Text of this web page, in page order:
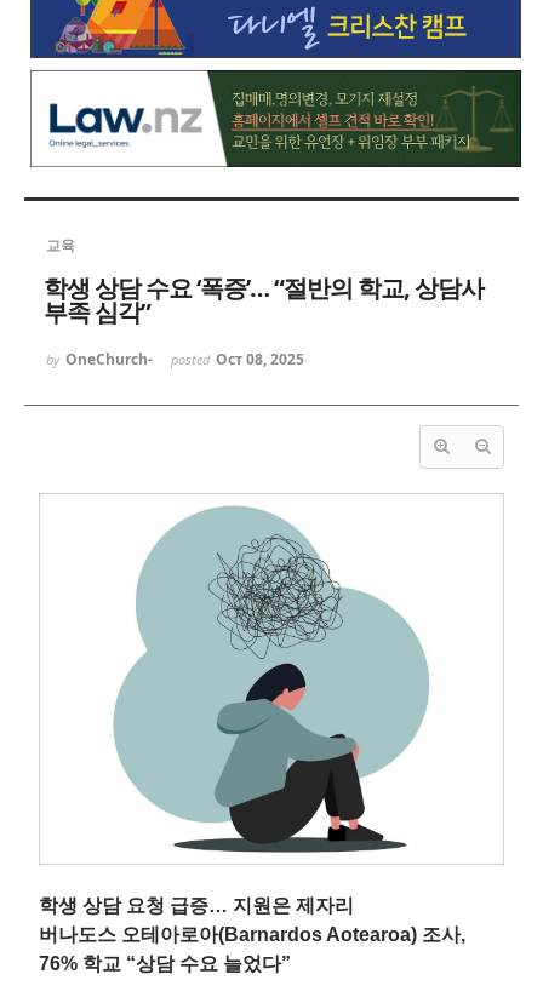
교육
학생 상담 수요 ‘폭증’… “절반의 학교, 상담사
부족 심각”
by OneChurch- posted Oct 08, 2025
학생 상담 요청 급증… 지원은 제자리
버나도스 오테아로아(Barnardos Aotearoa) 조사,
76% 학교 “상담 수요 늘었다”